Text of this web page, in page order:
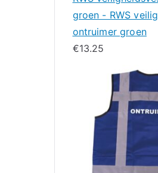
groen - RWS
ontruimer groen
€13.25